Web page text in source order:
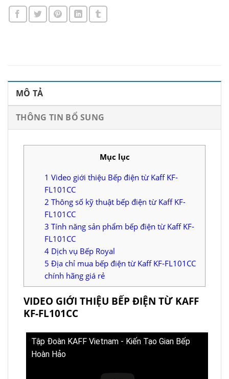
MÔ TẢ
THÔNG TIN BỔ SUNG
Mục lục
1 Video giới thiệu Bếp điện từ Kaff KF-
FL101CC
2 Thông số kỹ thuật bếp điện từ Kaff KF-
FL101CC
3 Tính năng sản phẩm bếp điện từ Kaff KF-
FL101CC
4 Dịch vụ Bếp Royal
5 Địa chỉ mua bếp điện từ Kaff KF-FL101CC
chính hãng giá rẻ
VIDEO GIỚI THIỆU BẾP ĐIỆN TỪ KAFF
KF-FL101CC
Tập Đoàn KAFF Vietnam - Kiến Tạo Gian Bếp
Hoàn Hảo